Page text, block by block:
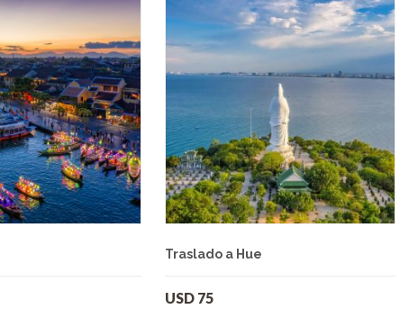
quantity
Traslado a Hue
USD 75